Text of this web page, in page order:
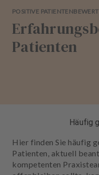
POSITIVE
Patienten
Häufig
Hier finden Sie häufig
Patienten, aktuell
kompetenten